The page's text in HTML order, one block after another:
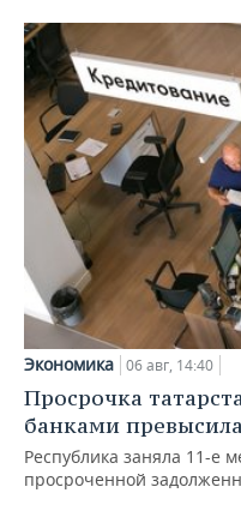
Экономика 06 авг, 14:40
Просрочка
банками
Республика заняла 11-е
просроченной